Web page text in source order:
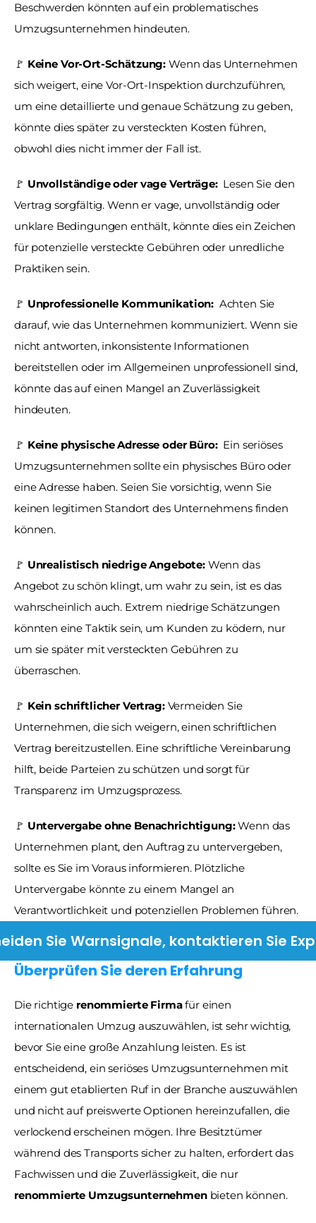
Beschwerden könnten auf ein problematisches
Umzugsunternehmen hindeuten.
🚩 Keine Vor-Ort-Schätzung: Wenn das Unternehmen
sich weigert, eine Vor-Ort-Inspektion durchzuführen,
um eine detaillierte und genaue Schätzung zu geben,
könnte dies später zu versteckten Kosten führen,
obwohl dies nicht immer der Fall ist.
🚩 Unvollständige oder vage Verträge: Lesen Sie den
Vertrag sorgfältig. Wenn er vage, unvollständig oder
unklare Bedingungen enthält, könnte dies ein Zeichen
für potenzielle versteckte Gebühren oder unredliche
Praktiken sein.
🚩 Unprofessionelle Kommunikation: Achten Sie
darauf, wie das Unternehmen kommuniziert. Wenn sie
nicht antworten, inkonsistente Informationen
bereitstellen oder im Allgemeinen unprofessionell sind,
könnte das auf einen Mangel an Zuverlässigkeit
hindeuten.
🚩 Keine physische Adresse oder Büro: Ein seriöses
Umzugsunternehmen sollte ein physisches Büro oder
eine Adresse haben. Seien Sie vorsichtig, wenn Sie
keinen legitimen Standort des Unternehmens finden
können.
🚩 Unrealistisch niedrige Angebote: Wenn das
Angebot zu schön klingt, um wahr zu sein, ist es das
wahrscheinlich auch. Extrem niedrige Schätzungen
könnten eine Taktik sein, um Kunden zu ködern, nur
um sie später mit versteckten Gebühren zu
überraschen.
🚩 Kein schriftlicher Vertrag: Vermeiden Sie
Unternehmen, die sich weigern, einen schriftlichen
Vertrag bereitzustellen. Eine schriftliche Vereinbarung
hilft, beide Parteien zu schützen und sorgt für
Transparenz im Umzugsprozess.
🚩 Untervergabe ohne Benachrichtigung: Wenn das
Unternehmen plant, den Auftrag zu untervergeben,
sollte es Sie im Voraus informieren. Plötzliche
Untervergabe könnte zu einem Mangel an
Verantwortlichkeit und potenziellen Problemen führen.
Sie Warnsignale, kontaktieren Sie
Überprüfen Sie deren Erfahrung
Die richtige renommierte Firma für einen
internationalen Umzug auszuwählen, ist sehr wichtig,
bevor Sie eine große Anzahlung leisten. Es ist
entscheidend, ein seriöses Umzugsunternehmen mit
einem gut etablierten Ruf in der Branche auszuwählen
und nicht auf preiswerte Optionen hereinzufallen, die
verlockend erscheinen mögen. Ihre Besitztümer
während des Transports sicher zu halten, erfordert das
Fachwissen und die Zuverlässigkeit, die nur
renommierte Umzugsunternehmen bieten können.